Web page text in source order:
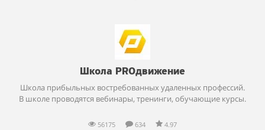
Школа PROдвижение
Школа прибыльных востребованных удаленных профессий.
В школе проводятся вебинары, тренинги, обучающие курсы.
56175 634 4.97